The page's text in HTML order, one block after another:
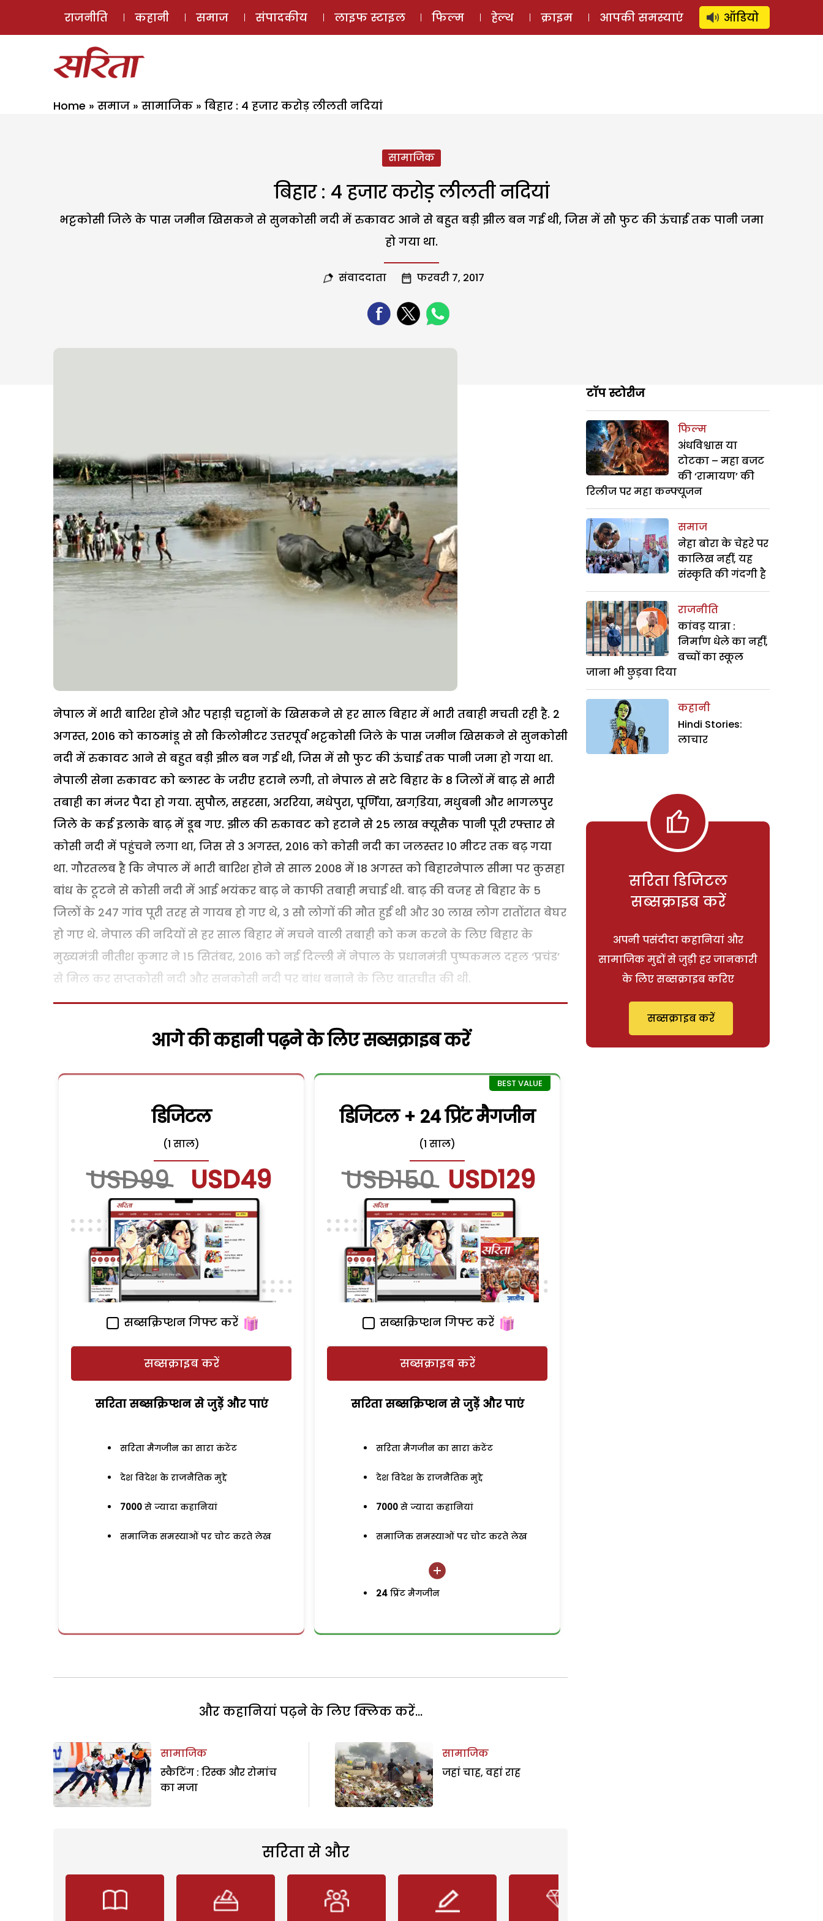
ई-मैगज़ीन ऑडियो स्टोरी लॉग इन ⚲ SUBSCRIBE
राजनीति कहानी समाज संपादकीय लाइफ स्टाइल फिल्म हेल्थ क्राइम आपकी समस्याएं ऑडियो
Home » समाज » सामाजिक » बिहार : 4 हजार करोड़ लीलती नदियां
सामाजिक
बिहार : 4 हजार करोड़ लीलती नदियां
भट्टकोसी जिले के पास जमीन खिसकने से सुनकोसी नदी में रुकावट आने से बहुत बड़ी झील बन गई थी, जिस में सौ फुट की ऊंचाई तक पानी जमा
हो गया था.
संवाददाता फरवरी 7, 2017
नेपाल में भारी बारिश होने और पहाड़ी चट्टानों के खिसकने से हर साल बिहार में भारी तबाही मचती रही है. 2
अगस्त, 2016 को काठमांडू से सौ किलोमीटर उत्तरपूर्व भट्टकोसी जिले के पास जमीन खिसकने से सुनकोसी
नदी में रुकावट आने से बहुत बड़ी झील बन गई थी, जिस में सौ फुट की ऊंचाई तक पानी जमा हो गया था.
नेपाली सेना रुकावट को ब्लास्ट के जरीए हटाने लगी, तो नेपाल से सटे बिहार के 8 जिलों में बाढ़ से भारी
तबाही का मंजर पैदा हो गया. सुपौल, सहरसा, अररिया, मधेपुरा, पूर्णिया, खगडि़या, मधुबनी और भागलपुर
जिले के कई इलाके बाढ़ में डूब गए. झील की रुकावट को हटाने से 25 लाख क्यूसैक पानी पूरी रफ्तार से
कोसी नदी में पहुंचने लगा था, जिस से 3 अगस्त, 2016 को कोसी नदी का जलस्तर 10 मीटर तक बढ़ गया
था. गौरतलब है कि नेपाल में भारी बारिश होने से साल 2008 में 18 अगस्त को बिहारनेपाल सीमा पर कुसहा
बांध के टूटने से कोसी नदी में आई भयंकर बाढ़ ने काफी तबाही मचाई थी. बाढ़ की वजह से बिहार के 5
जिलों के 247 गांव पूरी तरह से गायब हो गए थे, 3 सौ लोगों की मौत हुई थी और 30 लाख लोग रातोंरात बेघर
हो गए थे. नेपाल की नदियों से हर साल बिहार में मचने वाली तबाही को कम करने के लिए बिहार के
मुख्यमंत्री नीतीश कुमार ने 15 सितंबर, 2016 को नई दिल्ली में नेपाल के प्रधानमंत्री पुष्पकमल दहल ‘प्रचंड’
से मिल कर सप्तकोसी नदी और सनकोसी नदी पर बांध बनाने के लिए बातचीत की थी.
आगे की कहानी पढ़ने के लिए सब्सक्राइब करें
डिजिटल
(1 साल)
USD99 USD49
सब्सक्रिप्शन गिफ्ट करें
सब्सक्राइब करें
सरिता सब्सक्रिप्शन से जुड़ेें और पाएं
सरिता मैगजीन का सारा कंटेंट
देश विदेश के राजनैतिक मुद्दे
7000 से ज्यादा कहानियां
समाजिक समस्याओं पर चोट करते लेख
डिजिटल + 24 प्रिंट मैगजीन
(1 साल)
USD150 USD129
सब्सक्रिप्शन गिफ्ट करें
सब्सक्राइब करें
सरिता सब्सक्रिप्शन से जुड़ेें और पाएं
सरिता मैगजीन का सारा कंटेंट
देश विदेश के राजनैतिक मुद्दे
7000 से ज्यादा कहानियां
समाजिक समस्याओं पर चोट करते लेख
24 प्रिंट मैगजीन
और कहानियां पढ़ने के लिए क्लिक करें...
सामाजिक
स्कैटिंग : रिस्क और रोमांच
का मजा
सामाजिक
जहां चाह, वहां राह
सरिता से और
टॉप स्टोरीज
फिल्म
अंधविश्वास या
टोटका – महा बजट
की ‘रामायण’ की
रिलीज पर महा कन्फ्यूजन
समाज
नेहा बोरा के चेहरे पर
कालिख नहीं, यह
संस्कृति की गंदगी है
राजनीति
कांवड़ यात्रा :
निर्माण धेले का नहीं,
बच्चों का स्कूल
जाना भी छुड़वा दिया
कहानी
Hindi Stories:
लाचार
सरिता डिजिटल
सब्सक्राइब करें
अपनी पसंदीदा कहानियां और
सामाजिक मुद्दों से जुड़ी हर जानकारी
के लिए सब्सक्राइब करिए
सब्सक्राइब करें